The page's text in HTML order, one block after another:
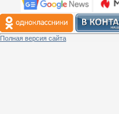
Полная версия сайта